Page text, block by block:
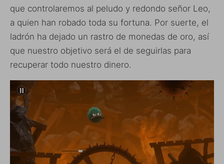
que controlaremos al peludo y redondo señor Leo,
a quien han robado toda su fortuna. Por suerte, el
ladrón ha dejado un rastro de monedas de oro, así
que nuestro objetivo será el de seguirlas para
recuperar todo nuestro dinero.